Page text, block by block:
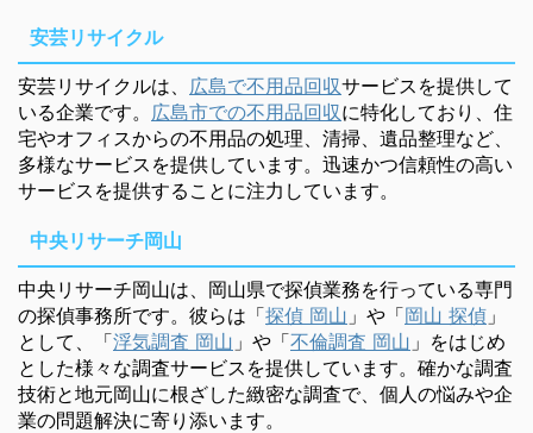
安芸リサイクル
安芸リサイクルは、 広島で不用品回収サービスを提供して
いる企業です。 広島市での不用品回収に特化しており、住
宅やオフィスからの不用品の処理、清掃、遺品整理など、
多様なサービスを提供しています。迅速かつ信頼性の高い
サービスを提供することに注力しています。
中央リサーチ岡山
中央リサーチ岡山は、岡山県で探偵業務を行っている専門
の探偵事務所です。彼らは「探偵 岡山 」や「岡山 探偵 」
として、「浮気調査 岡山 」や「不倫調査 岡山 」をはじめ
とした様々な調査サービスを提供しています。確かな調査
技術と地元岡山に根ざした緻密な調査で、個人の悩みや企
業の問題解決に寄り添います。